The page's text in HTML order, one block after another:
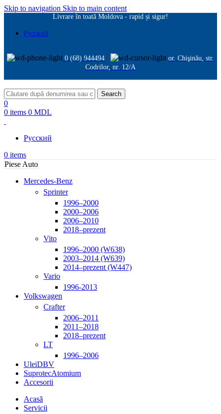
Skip to navigation Skip to main content
Livrare în toată Moldova - rapid și sigur!
Русский
0 (68) 944494
or. Chişinău, str.
Codrilor, nr. 12/A
Search
0
0 items 0 MDL
Русский
0 items
Piese Auto
Mercedes-Benz
Sprinter
1996–2000
2000–2006
2006–2010
2018–prezent
Vito
1996–2000 (W638)
2003–2014 (W639)
2014–prezent (W447)
Vario
1996-2013
Volkswagen
Crafter
2006–2011
2011–2018
2018–prezent
LT
1996–2006
UleiDBV
SuprotecAtomium
Accesorii
Acasă
Servicii